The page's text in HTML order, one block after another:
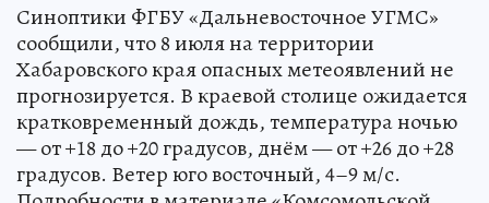
Синоптики ФГБУ «Дальневосточное УГМС»
сообщили, что 8 июля на территории
Хабаровского края опасных метеоявлений не
прогнозируется. В краевой столице ожидается
кратковременный дождь, температура ночью
— от +18 до +20 градусов, днём — от +26 до +28
градусов. Ветер юго восточный, 4–9 м/с.